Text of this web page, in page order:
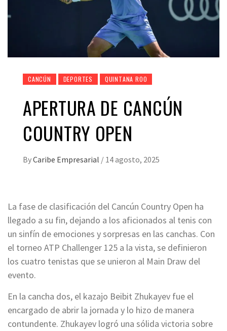
CANCÚN DEPORTES QUINTANA ROO
APERTURA DE CANCÚN
COUNTRY OPEN
ByCaribe Empresarial / 14 agosto, 2025
La fase de clasificación del Cancún Country Open ha
llegado a su fin, dejando a los aficionados al tenis con
un sinfín de emociones y sorpresas en las canchas. Con
el torneo ATP Challenger 125 a la vista, se definieron
los cuatro tenistas que se unieron al Main Draw del
evento.
En la cancha dos, el kazajo Beibit Zhukayev fue el
encargado de abrir la jornada y lo hizo de manera
contundente. Zhukayev logró una sólida victoria sobre